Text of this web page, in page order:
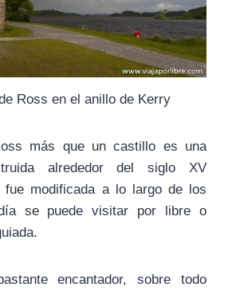
Ross en el anillo de Kerry
más que un castillo es una
alrededor del siglo XV
fue modificada a lo largo de los
se puede visitar por libre o
encantador, sobre todo